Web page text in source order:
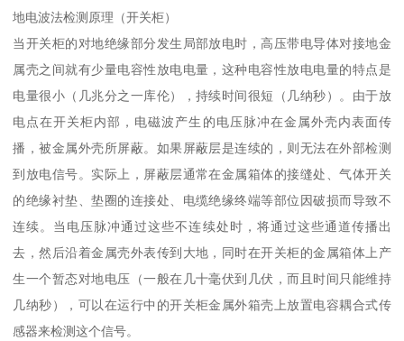
地电波法检测原理（开关柜）
当开关柜的对地绝缘部分发生局部放电时，高压带电导体对接地金
属壳之间就有少量电容性放电电量，这种电容性放电电量的特点是
电量很小（几兆分之一库伦），持续时间很短（几纳秒）。由于放
电点在开关柜内部，电磁波产生的电压脉冲在金属外壳内表面传
播，被金属外壳所屏蔽。如果屏蔽层是连续的，则无法在外部检测
到放电信号。实际上，屏蔽层通常在金属箱体的接缝处、气体开关
的绝缘衬垫、垫圈的连接处、电缆绝缘终端等部位因破损而导致不
连续。当电压脉冲通过这些不连续处时，将通过这些通道传播出
去，然后沿着金属壳外表传到大地，同时在开关柜的金属箱体上产
生一个暂态对地电压（一般在几十毫伏到几伏，而且时间只能维持
几纳秒），可以在运行中的开关柜金属外箱壳上放置电容耦合式传
感器来检测这个信号。